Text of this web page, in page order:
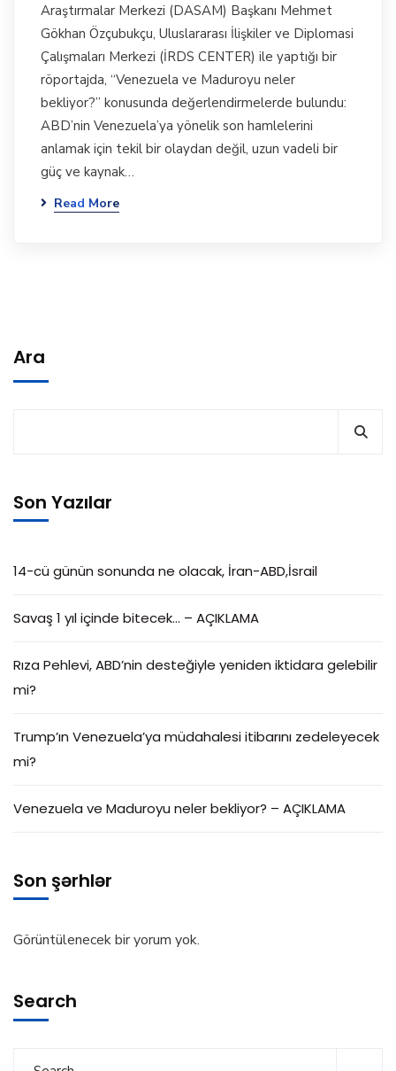
Araştırmalar Merkezi (DASAM) Başkanı Mehmet
Gökhan Özçubukçu, Uluslararası İlişkiler ve Diplomasi
Çalışmaları Merkezi (İRDS CENTER) ile yaptığı bir
röportajda, “Venezuela ve Maduroyu neler
bekliyor?” konusunda değerlendirmelerde bulundu:
ABD’nin Venezuela’ya yönelik son hamlelerini
anlamak için tekil bir olaydan değil, uzun vadeli bir
güç ve kaynak…
Read More
Ara
Son Yazılar
14-cü günün sonunda ne olacak, İran-ABD,İsrail
Savaş 1 yıl içinde bitecek… – AÇIKLAMA
Rıza Pehlevi, ABD’nin desteğiyle yeniden iktidara gelebilir
mi?
Trump’ın Venezuela’ya müdahalesi itibarını zedeleyecek
mi?
Venezuela ve Maduroyu neler bekliyor? – AÇIKLAMA
Son şərhlər
Görüntülenecek bir yorum yok.
Search